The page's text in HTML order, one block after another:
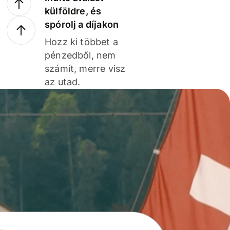
külföldre, és
spórolj a díjakon
Hozz ki többet a
pénzedből, nem
számít, merre visz
az utad.